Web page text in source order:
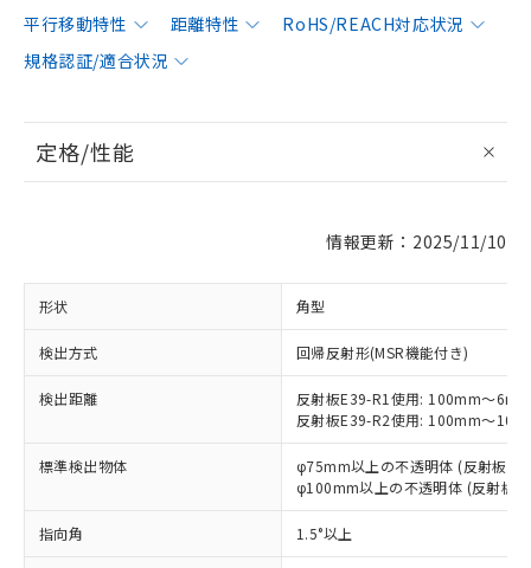
平行移動特性
距離特性
RoHS/REACH対応状況
規格認証/適合状況
定格/性能
情報更新：2025/11/10
形状 角型
検出方式 回帰反射形(MSR機能付き)
検出距離
反射板E39-R1使用: 100mm～6m
反射板E39-R2使用: 100mm～10m
標準検出物体
φ75mm以上の不透明体 (反射板
φ100mm以上の不透明体 (反射板
指向角 1.5°以上